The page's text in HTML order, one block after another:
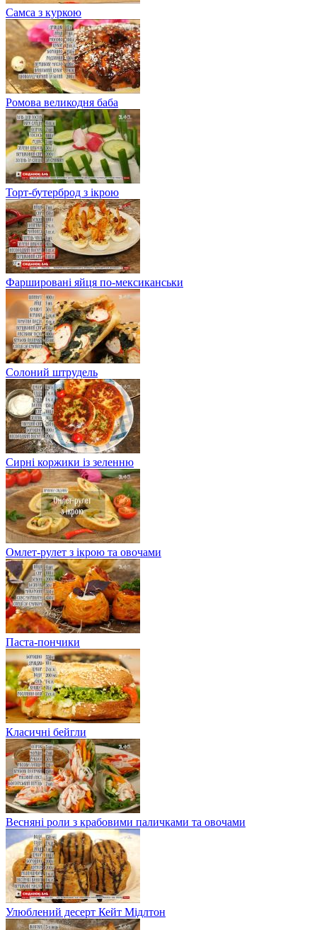
Самса з куркою
Ромова великодня баба
Торт-бутерброд з ікрою
Фаршировані яйця по-мексиканськи
Солоний штрудель
Сирні коржики із зеленню
Омлет-рулет з ікрою та овочами
Паста-пончики
Класичні бейгли
Весняні роли з крабовими паличками та овочами
Улюблений десерт Кейт Мідлтон